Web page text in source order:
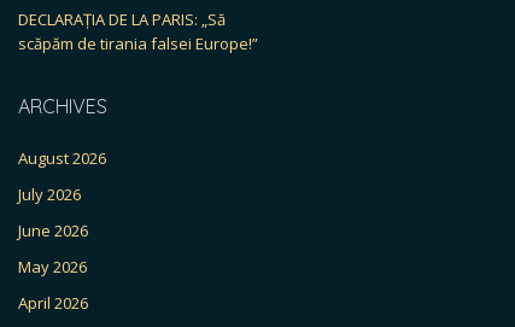
DECLARAȚIA DE LA PARIS: „Să
scăpăm de tirania falsei Europe!”
ARCHIVES
August 2026
July 2026
June 2026
May 2026
April 2026